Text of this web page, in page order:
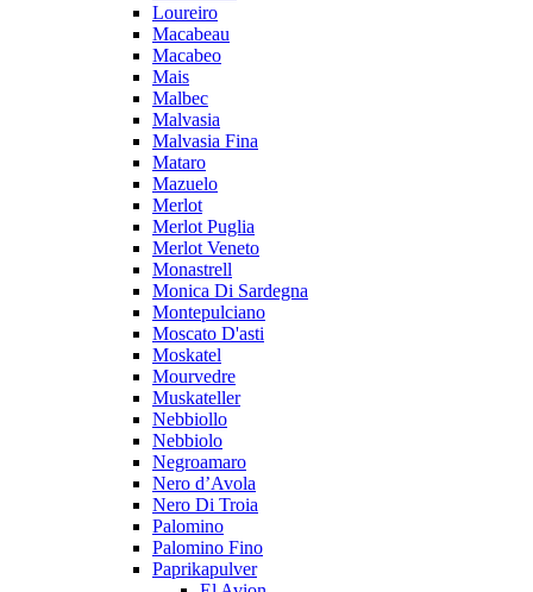
Loureiro
Macabeau
Macabeo
Mais
Malbec
Malvasia
Malvasia Fina
Mataro
Mazuelo
Merlot
Merlot Puglia
Merlot Veneto
Monastrell
Monica Di Sardegna
Montepulciano
Moscato D'asti
Moskatel
Mourvedre
Muskateller
Nebbiollo
Nebbiolo
Negroamaro
Nero d’Avola
Nero Di Troia
Palomino
Palomino Fino
Paprikapulver